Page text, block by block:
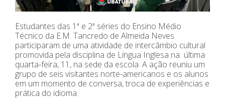
Estudantes das 1ª e 2ª séries do Ensino Médio
Técnico da E.M. Tancredo de Almeida Neves
participaram de uma atividade de intercâmbio cultural
promovida pela disciplina de Língua Inglesa na última
quarta-feira, 11, na sede da escola. A ação reuniu um
grupo de seis visitantes norte-americanos e os alunos
em um momento de conversa, troca de experiências e
prática do idioma.